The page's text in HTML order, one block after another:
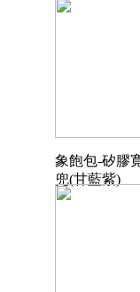
象飽包-矽膠
兜(甘藍紫)